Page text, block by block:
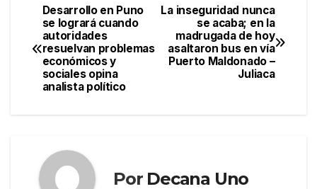
Navegación
de
entradas
La inseguridad nunca
se acaba; en la
madrugada de hoy
asaltaron bus en vía
Puerto Maldonado –
Juliaca
Desarrollo en Puno
se logrará cuando
autoridades
resuelvan problemas
económicos y
sociales opina
analista político
Por Decana Uno